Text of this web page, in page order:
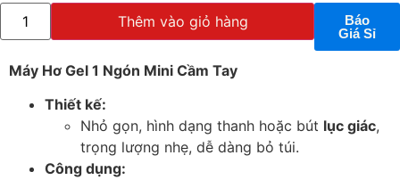
Thêm vào giỏ hàng
Báo
Giá Sỉ
Máy Hơ Gel 1 Ngón Mini Cầm Tay
Thiết kế:
Nhỏ gọn, hình dạng thanh hoặc bút lục giác,
trọng lượng nhẹ, dễ dàng bỏ túi.
Công dụng: